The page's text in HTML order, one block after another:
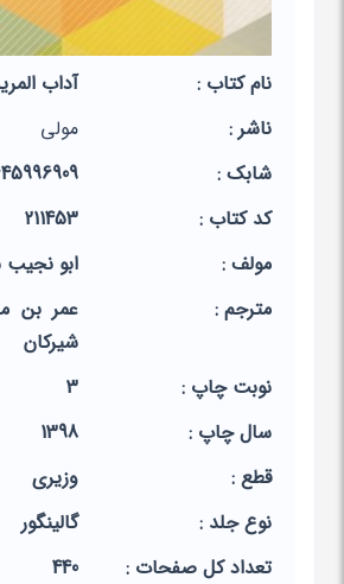
نام کتاب :
آداب
ناشر :
مولی
شابک :
کد کتاب :
211453
مولف :
ابو
مترجم :
عمر بن
شیرکان
نوبت چاپ :
3
سال چاپ :
1398
قطع :
وزیری
نوع جلد :
گالینگور
تعداد کل صفحات :
440